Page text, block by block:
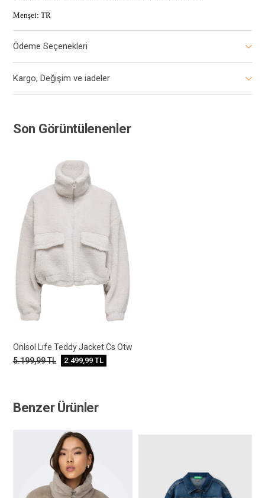
Menşei: TR
Ödeme Seçenekleri
Kargo, Değişim ve iadeler
Son Görüntülenenler
Onlsol Lıfe Teddy Jacket Cs Otw
5.199,99TL 2.499,99 TL
Benzer Ürünler